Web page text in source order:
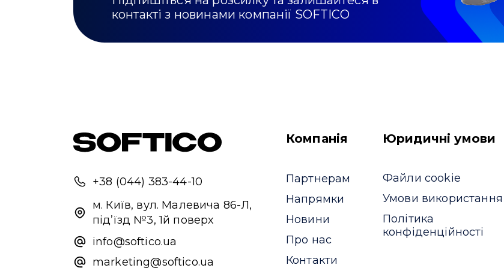
контакті з новинами компанії SOFTICO
+38 (044) 383-44-10
м. Київ, вул. Малевича 86-Л,
під’їзд №3, 1й поверх
info@softico.ua
marketing@softico.ua
Компанія
Партнерам
Напрямки
Новини
Про нас
Контакти
Юридичні умови
Файли cookie
Умови використання
Політика
конфіденційності